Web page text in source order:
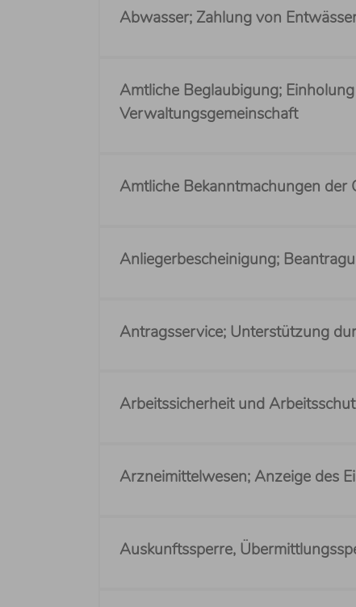
Abwasser; Zahlung von
Amtliche Beglaubigung;
Verwaltungsgemeinschaft
Amtliche Bekanntmachungen der
Anliegerbescheinigung;
Antragsservice; Unterstützung
Arbeitssicherheit und
Arzneimittelwesen; Anzeige des
Auskunftssperre,